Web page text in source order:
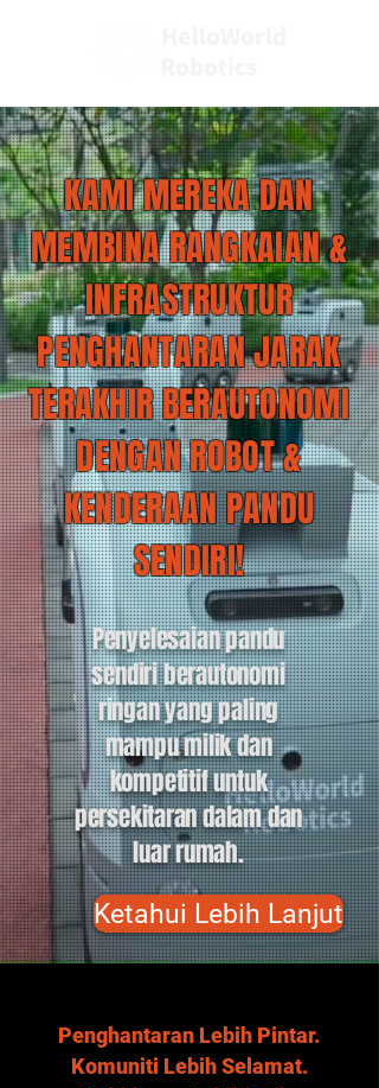
KAMI MEREKA DAN
MEMBINA RANGKAIAN &
INFRASTRUKTUR
PENGHANTARAN JARAK
TERAKHIR BERAUTONOMI
DENGAN ROBOT &
KENDERAAN PANDU
SENDIRI!
Penyelesaian pandu
sendiri berautonomi
ringan yang paling
mampu milik dan
kompetitif untuk
persekitaran dalam dan
luar rumah.
Ketahui Lebih Lanjut
Penghantaran Lebih Pintar.
Komuniti Lebih Selamat.